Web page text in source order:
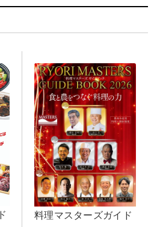
料理マスターズガイド